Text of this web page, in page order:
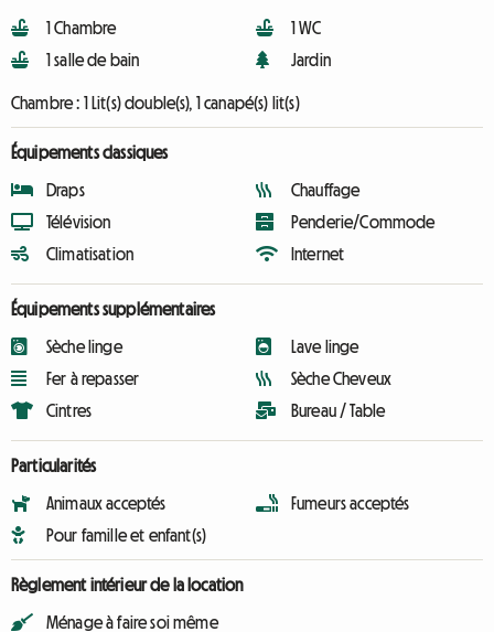
1 Chambre
1 salle de bain
1 WC
Jardin
Chambre : 1 Lit(s) double(s), 1 canapé(s) lit(s)
Équipements classiques
Draps
Télévision
Climatisation
Chauffage
Penderie/Commode
Internet
Équipements supplémentaires
Sèche linge
Fer à repasser
Cintres
Lave linge
Sèche Cheveux
Bureau / Table
Particularités
Animaux acceptés
Pour famille et enfant(s)
Fumeurs acceptés
Règlement intérieur de la location
Ménage à faire soi même